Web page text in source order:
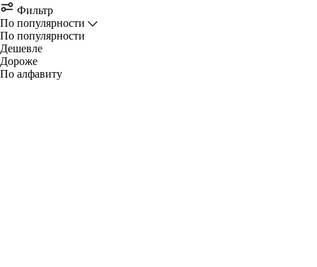
Фильтр
По популярности
По популярности
Дешевле
Дороже
По алфавиту